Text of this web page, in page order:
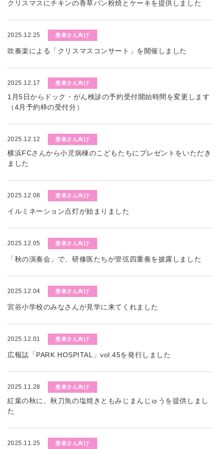
クリスマスにチキンの香草パン粉焼とケーキを提供しました
2025.12.25 患者さん向け
吹奏楽による「クリスマスコンサート」を開催しました
2025.12.17 患者さん向け
1月5日からドック・がん検診の予約受付開始時間を変更します
（4月予約枠の受付分）
2025.12.12 患者さん向け
横浜FCさんから小児病棟のこどもたちにプレゼントをいただき
ました
2025.12.08 患者さん向け
イルミネーション点灯が始まりました
2025.12.05 患者さん向け
「秋の演奏会」で、研修医たちが管弦四重奏を披露しました
2025.12.04 患者さん向け
宮谷小学校のみなさんが見学に来てくれました
2025.12.01 患者さん向け
広報誌「PARK HOSPITAL」vol.45を発行しました
2025.11.28 患者さん向け
紅葉の秋に、秋刀魚の塩焼きともみじまんじゅうを提供しまし
た
2025.11.25 患者さん向け